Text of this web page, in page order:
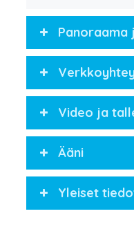
Panoraama
Video ja
Ääni
Yleiset